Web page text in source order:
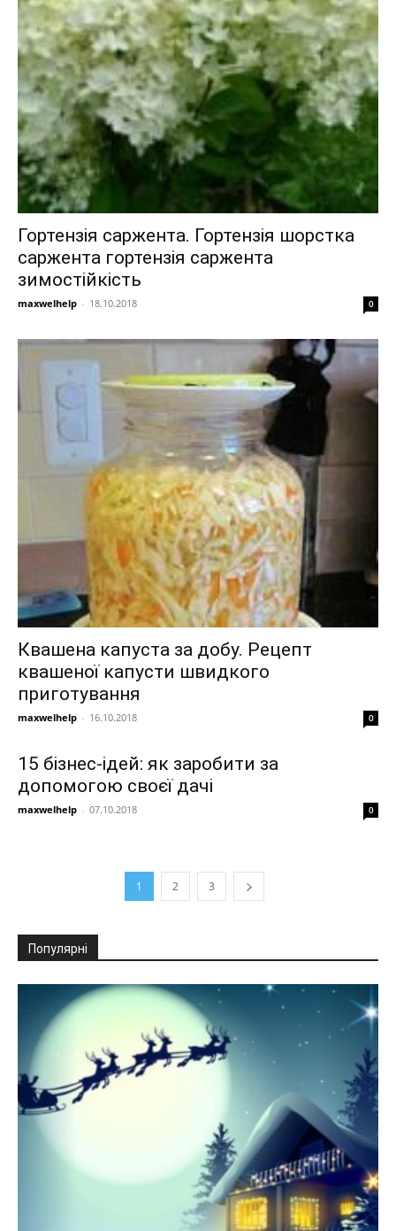
Гортензія саржента. Гортензія шорстка
саржента гортензія саржента
зимостійкість
maxwelhelp - 18.10.2018 0
Квашена капуста за добу. Рецепт
квашеної капусти швидкого
приготування
maxwelhelp - 16.10.2018 0
15 бізнес-ідей: як заробити за
допомогою своєї дачі
maxwelhelp - 07.10.2018 0
1 2 3
Популярні